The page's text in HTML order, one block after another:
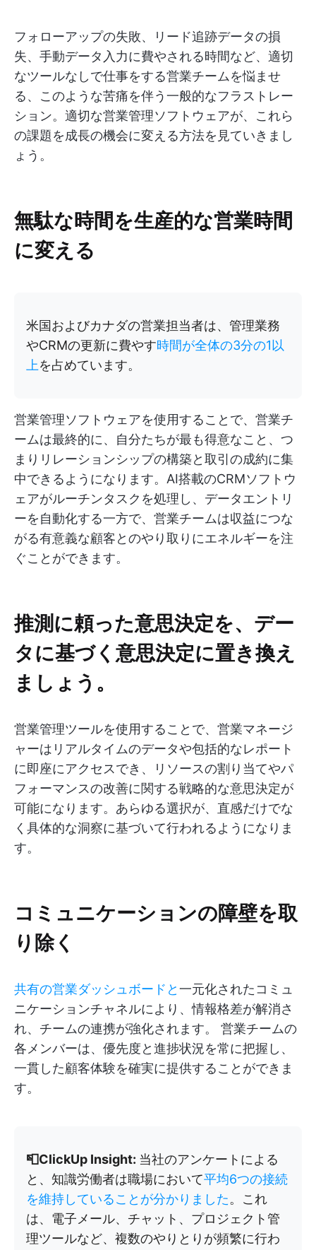
フォローアップの失敗、リード追跡データの損
失、手動データ入力に費やされる時間など、適切
なツールなしで仕事をする営業チームを悩ませ
る、このような苦痛を伴う一般的なフラストレー
ション。適切な営業管理ソフトウェアが、これら
の課題を成長の機会に変える方法を見ていきまし
ょう。
無駄な時間を生産的な営業時間
に変える
米国およびカナダの営業担当者は、管理業務
やCRMの更新に費やす時間が全体の3分の1以
上を占めています。
営業管理ソフトウェアを使用することで、営業チ
ームは最終的に、自分たちが最も得意なこと、つ
まりリレーションシップの構築と取引の成約に集
中できるようになります。AI搭載のCRMソフトウ
ェアがルーチンタスクを処理し、データエントリ
ーを自動化する一方で、営業チームは収益につな
がる有意義な顧客とのやり取りにエネルギーを注
ぐことができます。
推測に頼った意思決定を、デー
タに基づく意思決定に置き換え
ましょう。
営業管理ツールを使用することで、営業マネージ
ャーはリアルタイムのデータや包括的なレポート
に即座にアクセスでき、リソースの割り当てやパ
フォーマンスの改善に関する戦略的な意思決定が
可能になります。あらゆる選択が、直感だけでな
く具体的な洞察に基づいて行われるようになりま
す。
コミュニケーションの障壁を取
り除く
共有の営業ダッシュボードと一元化されたコミュ
ニケーションチャネルにより、情報格差が解消さ
れ、チームの連携が強化されます。 営業チームの
各メンバーは、優先度と進捗状況を常に把握し、
一貫した顧客体験を確実に提供することができま
す。
📮ClickUp Insight: 当社のアンケートによる
と、知識労働者は職場において平均6つの接続
を維持していることが分かりました。これ
は、電子メール、チャット、プロジェクト管
理ツールなど、複数のやりとりが頻繁に行わ